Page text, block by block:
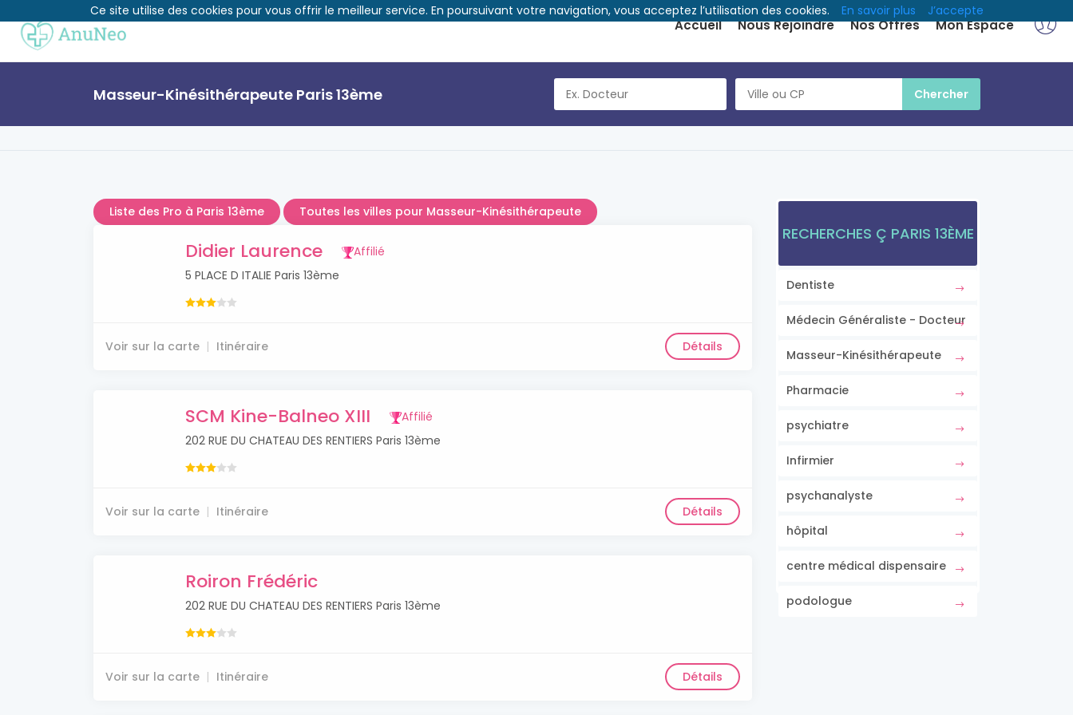
Accueil Nous Rejoindre Nos Offres Mon Espace
Masseur-Kinésithérapeute Paris 13ème
Liste des Pro à Paris 13ème Toutes les villes pour Masseur-Kinésithérapeute
Didier Laurence
Affilié
5 PLACE D ITALIE Paris 13ème
Voir sur la carte Itinéraire Détails
SCM Kine-Balneo XIII
Affilié
202 RUE DU CHATEAU DES RENTIERS Paris 13ème
Voir sur la carte Itinéraire Détails
Roiron Frédéric
202 RUE DU CHATEAU DES RENTIERS Paris 13ème
Voir sur la carte Itinéraire Détails
RECHERCHES Ç PARIS 13ÈME
Dentiste
Médecin Généraliste - Docteur
Masseur-Kinésithérapeute
Pharmacie
psychiatre
Infirmier
psychanalyste
hôpital
centre médical dispensaire
podologue
Ce site utilise des cookies pour vous offrir le meilleur service. En poursuivant votre navigation, vous acceptez l’utilisation des cookies. En savoir plus J’accepte